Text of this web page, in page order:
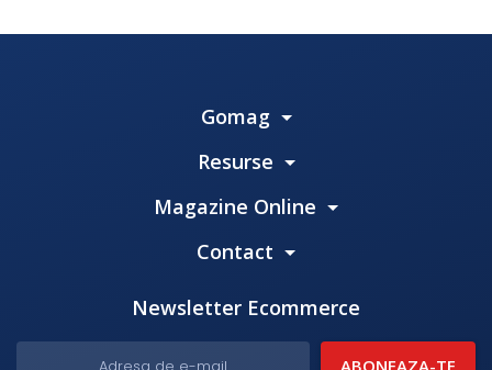
Gomag
Resurse
Magazine Online
Contact
Newsletter Ecommerce